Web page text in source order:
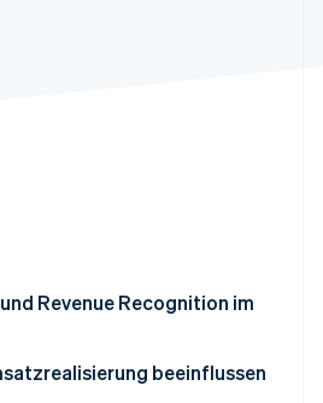
Sessions 2026
Sie, wie Stripe Lösungen für die
Revenue Recognition im
beeinflussen